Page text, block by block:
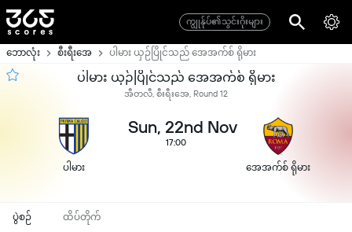
ကျွုန်ုပ်၏သွင်းဂိုးများ
ဘောလုံး စီးရီးအေ ပါမား ယှဉ်ပြိုင်သည် အေအက်စ် ရိုမား
ပါမား ယှဉ်ပြိုင်သည် အေအက်စ် ရိုမား
အီတလီ, စီးရီးအေ, Round 12
ပါမား
Sun, 22nd Nov
17:00
အေအက်စ် ရိုမား
ပွဲစဉ် ထိပ်တိုက်